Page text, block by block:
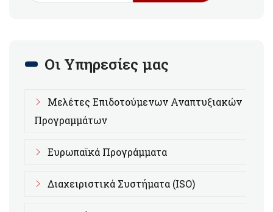
Οι Υπηρεσίες μας
Μελέτες Επιδοτούμενων Αναπτυξιακών
Προγραμμάτων
Ευρωπαϊκά Προγράμματα
Διαχειριστικά Συστήματα (ISO)